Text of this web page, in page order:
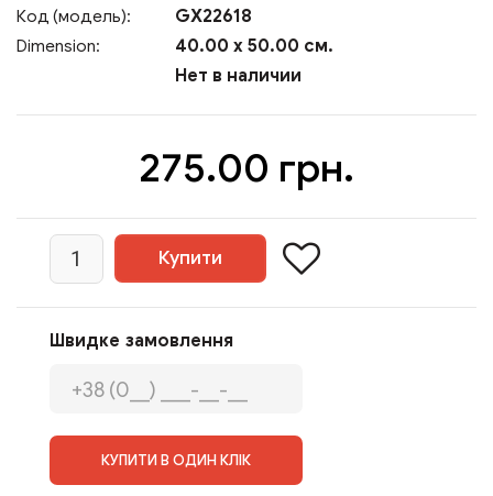
Код (модель): GX22618
Dimension:
40.00 x 50.00 см.
Нет в наличии
275.00 грн.
Швидке замовлення
КУПИТИ В ОДИН КЛІК